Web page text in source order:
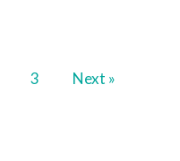
3 Next »